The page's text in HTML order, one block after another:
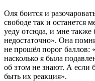
Оля боится и
свободе так и останется
уеду отсюда, и мне также
недостаточно». Она
не прошёл порог баллов:
насколько я была
об этом не знают. А если
быть их реакция».